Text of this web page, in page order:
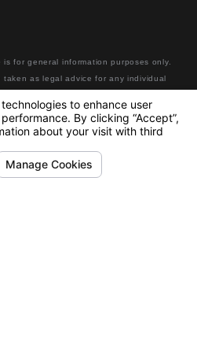
is for general information purposes only.
as legal advice for any individual
attorney-client relationship. Making a
claim is a felony subject to up
to $50,000 or double the value of the
or by both imprisonment and fine.